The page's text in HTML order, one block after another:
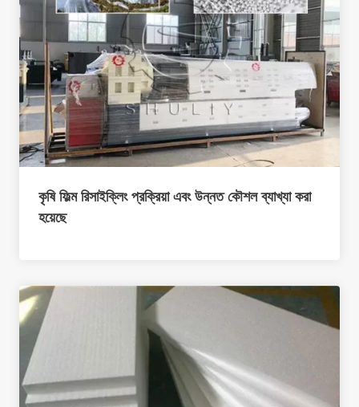
কৃষি ফিল্ম রিসাইক্লিং প্রক্রিয়া এবং উন্নত কৌশল ব্যাখ্যা করা
হয়েছে